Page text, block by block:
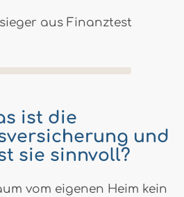
aus Finanztest
ist die
und
sie sinnvoll?
vom eigenen Heim kein